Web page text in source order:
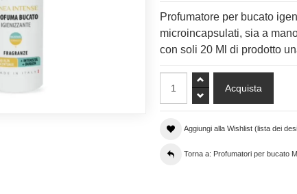
Profumatore per bucato
microincapsulati, sia a
con soli 20 Ml di prodotto
Aggiungi alla Wishlist (lista dei
Torna a: Profumatori per bucato